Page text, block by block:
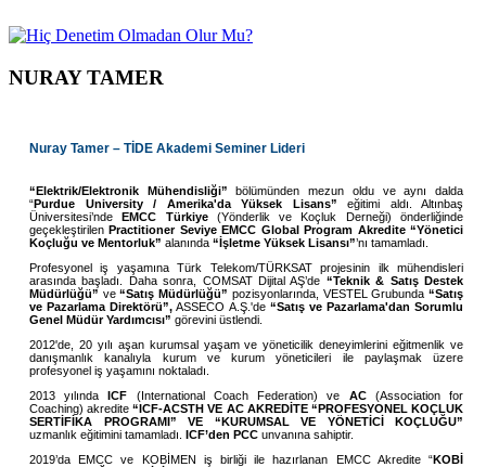
NURAY TAMER
Nuray Tamer – TİDE Akademi Seminer Lideri
“Elektrik/Elektronik Mühendisliği” bölümünden mezun oldu ve aynı dalda
“Purdue University / Amerika'da Yüksek Lisans” eğitimi aldı. Altınbaş
Üniversitesi’nde
EMCC Türkiye(Yönderlik ve Koçluk Derneği) önderliğinde
geçekleştirilen Practitioner Seviye EMCC Global Program Akredite “Yönetici
Koçluğu ve Mentorluk” alanında “İşletme Yüksek Lisansı”’nı tamamladı.
Profesyonel iş yaşamına Türk Telekom/TÜRKSAT projesinin ilk mühendisleri
arasında başladı. Daha sonra, COMSAT Dijital AŞ’de “Teknik & Satış Destek
Müdürlüğü” ve“Satış Müdürlüğü” pozisyonlarında, VESTEL Grubunda“Satış
ve Pazarlama Direktörü”, ASSECO A.Ş.'de “Satış ve Pazarlama'dan Sorumlu
Genel Müdür Yardımcısı” görevini üstlendi.
2012'de, 20 yılı aşan kurumsal yaşam ve yöneticilik deneyimlerini eğitmenlik ve
danışmanlık kanalıyla kurum ve kurum yöneticileri ile paylaşmak üzere
profesyonel iş yaşamını noktaladı.
2013 yılında
ICF (International Coach Federation) ve AC (Association for
Coaching) akredite“ICF-ACSTH VE AC AKREDİTE “PROFESYONEL KOÇLUK
SERTİFİKA PROGRAMI” VE “KURUMSAL VE YÖNETİCİ KOÇLUĞU”
uzmanlık eğitimini tamamladı.
ICF’den PCC unvanına sahiptir.
2019’da EMCC ve KOBİMEN iş birliği ile hazırlanan EMCC Akredite “KOBİ